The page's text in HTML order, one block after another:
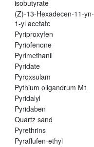
isobutyrate
(Z)-13-Hexadecen-11-yn-
1-yl acetate
Pyriproxyfen
Pyriofenone
Pyrimethanil
Pyridate
Pyroxsulam
Pythium oligandrum M1
Pyridalyl
Pyridaben
Quartz sand
Pyrethrins
Pyraflufen-ethyl